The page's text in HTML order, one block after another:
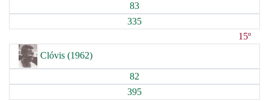
83
335
15º
Clóvis (1962)
82
395